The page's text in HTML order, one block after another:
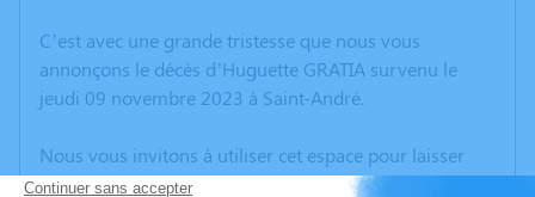
C’est avec une grande tristesse que nous vous
annonçons le décès d’Huguette GRATIA survenu le
jeudi 09 novembre 2023 à Saint-André.
Nous vous invitons à utiliser cet espace pour laisser
vos condoléances, partager des photos souvenirs, une